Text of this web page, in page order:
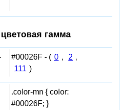
гамма
#00026F - ( 0 , 2 ,
111 )
.color-mn { color:
#00026F; }